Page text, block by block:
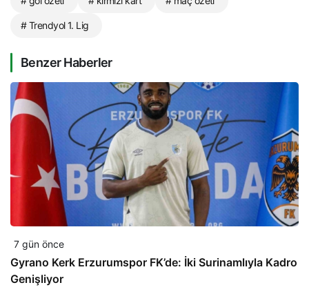
# Trendyol 1. Lig
Benzer Haberler
7 gün önce
Gyrano Kerk Erzurumspor FK’de: İki Surinamlıyla Kadro
Genişliyor